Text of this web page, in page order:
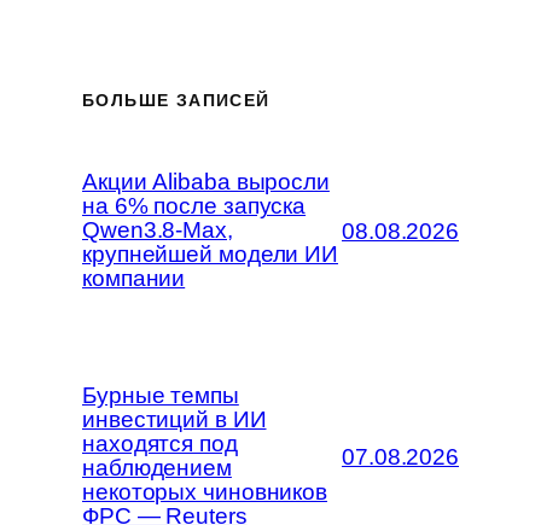
БОЛЬШЕ ЗАПИСЕЙ
Акции Alibaba выросли
на 6% после запуска
Qwen3.8-Max,
крупнейшей модели ИИ
компании
08.08.2026
Бурные темпы
инвестиций в ИИ
находятся под
наблюдением
некоторых чиновников
ФРС — Reuters
07.08.2026